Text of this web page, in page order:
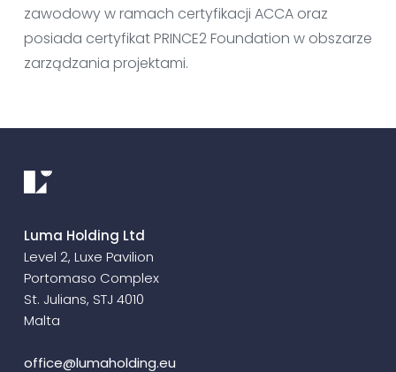
zawodowy w ramach certyfikacji ACCA oraz
posiada certyfikat PRINCE2 Foundation w obszarze
zarządzania projektami.
Luma Holding Ltd
Level 2, Luxe Pavilion
Portomaso Complex
St. Julians, STJ 4010
Malta
office@lumaholding.eu